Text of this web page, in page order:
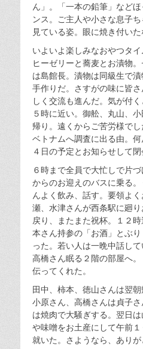
ん」。「一本の鉛筆」など
ンス。ご主人や小さな息子
見ている姿。眼に焼き付いた
いよいよ楽しみなおやつタ
ヒーゼリーと蕎麦とお漬物
は島館長。漬物は同級生で
手作りだ。さすがの味に皆
しく交流も進んだ。気が付
５時に近い。御舩、丸山、
帰り。遠くからご苦労様で
ベトナムへ調査に出る由。
４日の予定とお知らせして閉
６時まで全員で大忙しで片
からのお迎えのバスに乗る
んよく飲み、話す。要領よ
瀬、水津さんが西条駅に廻
戻り、またまた祝杯。１２
本さん持参の「お酒」とぶ
った。若い人は一晩中話し
高橋さん眠る２階の部屋へ
伝ってくれた。
田中、柿本、徳山さんは翌朝
小原さん、高橋さんは貞子
は焼肉で大騒ぎする。翌日
や味噌をお土産にして午前
就いた。さようなら、ありが